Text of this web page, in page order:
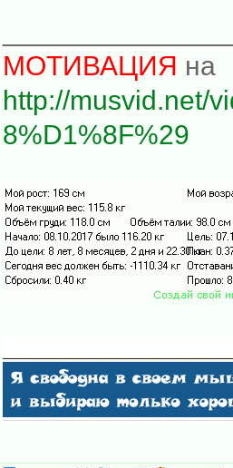
МОТИВАЦИЯ на
http://musvid.net/
8%D1%8F%29